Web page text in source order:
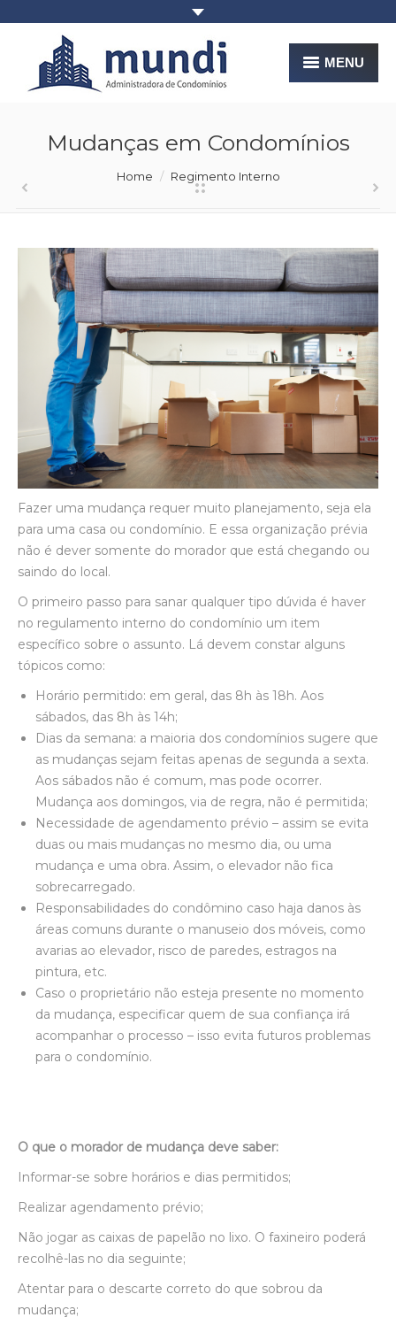
MENU
Empresa
Serviços
2º Via Boleto
Contato
Mudanças em Condomínios
Home Regimento Interno
Fazer uma mudança requer muito planejamento, seja ela
para uma casa ou condomínio. E essa organização prévia
não é dever somente do morador que está chegando ou
saindo do local.
O primeiro passo para sanar qualquer tipo dúvida é haver
no regulamento interno do condomínio um item
específico sobre o assunto. Lá devem constar alguns
tópicos como:
Horário permitido: em geral, das 8h às 18h. Aos
sábados, das 8h às 14h;
Dias da semana: a maioria dos condomínios sugere que
as mudanças sejam feitas apenas de segunda a sexta.
Aos sábados não é comum, mas pode ocorrer.
Mudança aos domingos, via de regra, não é permitida;
Necessidade de agendamento prévio – assim se evita
duas ou mais mudanças no mesmo dia, ou uma
mudança e uma obra. Assim, o elevador não fica
sobrecarregado.
Responsabilidades do condômino caso haja danos às
áreas comuns durante o manuseio dos móveis, como
avarias ao elevador, risco de paredes, estragos na
pintura, etc.
Caso o proprietário não esteja presente no momento
da mudança, especificar quem de sua confiança irá
acompanhar o processo – isso evita futuros problemas
para o condomínio.
O que o morador de mudança deve saber:
Informar-se sobre horários e dias permitidos;
Realizar agendamento prévio;
Não jogar as caixas de papelão no lixo. O faxineiro poderá
recolhê-las no dia seguinte;
Atentar para o descarte correto do que sobrou da
mudança;